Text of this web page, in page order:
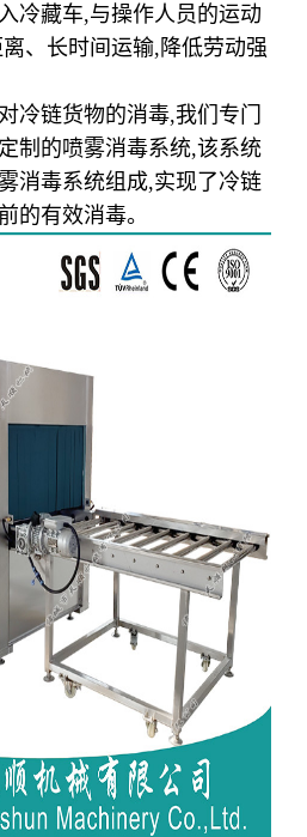
冷藏车,与操作人员的运动
、长时间运输,降低劳动强
链货物的消毒,我们专门
制的喷雾消毒系统,该系统
消毒系统组成,实现了冷链
的有效消毒。